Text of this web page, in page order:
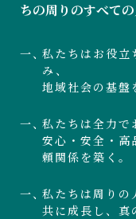
ちの周りのすべて
私たちはお役立
み、
地域社会の基盤
私たちは全力で
安心・安全・高
頼関係を築く。
私たちは周りの
共に成長し、真